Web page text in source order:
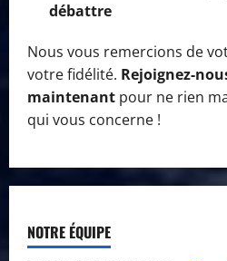
débattre
Nous vous remercions de
votre fidélité. Rejoignez-
maintenant pour ne rien
qui vous concerne !
NOTRE ÉQUIPE